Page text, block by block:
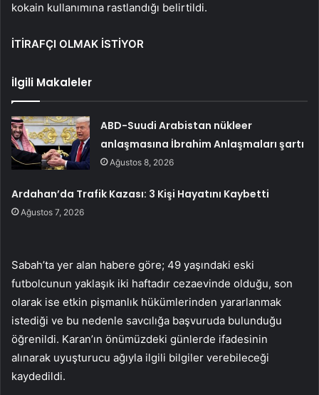
kokain kullanımına rastlandığı belirtildi.
İTİRAFÇI OLMAK İSTİYOR
İlgili Makaleler
ABD-Suudi Arabistan nükleer
anlaşmasına İbrahim Anlaşmaları şartı
Ağustos 8, 2026
Ardahan’da Trafik Kazası: 3 Kişi Hayatını Kaybetti
Ağustos 7, 2026
Sabah’ta yer alan habere göre; 49 yaşındaki eski
futbolcunun yaklaşık iki haftadır cezaevinde olduğu, son
olarak ise etkin pişmanlık hükümlerinden yararlanmak
istediği ve bu nedenle savcılığa başvuruda bulunduğu
öğrenildi. Karan’ın önümüzdeki günlerde ifadesinin
alınarak uyuşturucu ağıyla ilgili bilgiler verebileceği
kaydedildi.